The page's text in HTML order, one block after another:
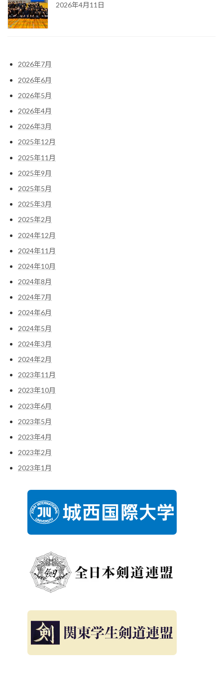
2026年4月11日
2026年7月
2026年6月
2026年5月
2026年4月
2026年3月
2025年12月
2025年11月
2025年9月
2025年5月
2025年3月
2025年2月
2024年12月
2024年11月
2024年10月
2024年8月
2024年7月
2024年6月
2024年5月
2024年3月
2024年2月
2023年11月
2023年10月
2023年6月
2023年5月
2023年4月
2023年2月
2023年1月